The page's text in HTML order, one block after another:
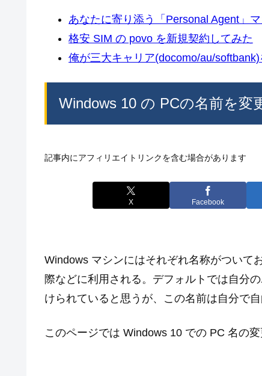
あなたに寄り添う「Personal Agent」
格安 SIM の povo を新規契約してみた
俺が三大キャリア(docomo/au/
Windows 10 の PCの名前を変
記事内にアフィリエイトリンクを含む場合があります
X Facebook
Windows マシンにはそれぞれ名称がついて
際などに利用される。デフォルトでは自分
けられていると思うが、この名前は自分で
このページでは Windows 10 での PC 名の変